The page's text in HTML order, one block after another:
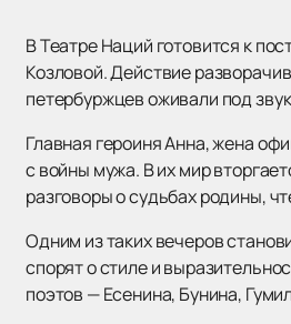
В Театре Наций готовится к
Козловой. Действие
петербуржцев оживали под
Главная героиня Анна, жена
с войны мужа. В их мир
разговоры о судьбах родины,
Одним из таких вечеров
спорят о стиле и
поэтов — Есенина, Бунина,